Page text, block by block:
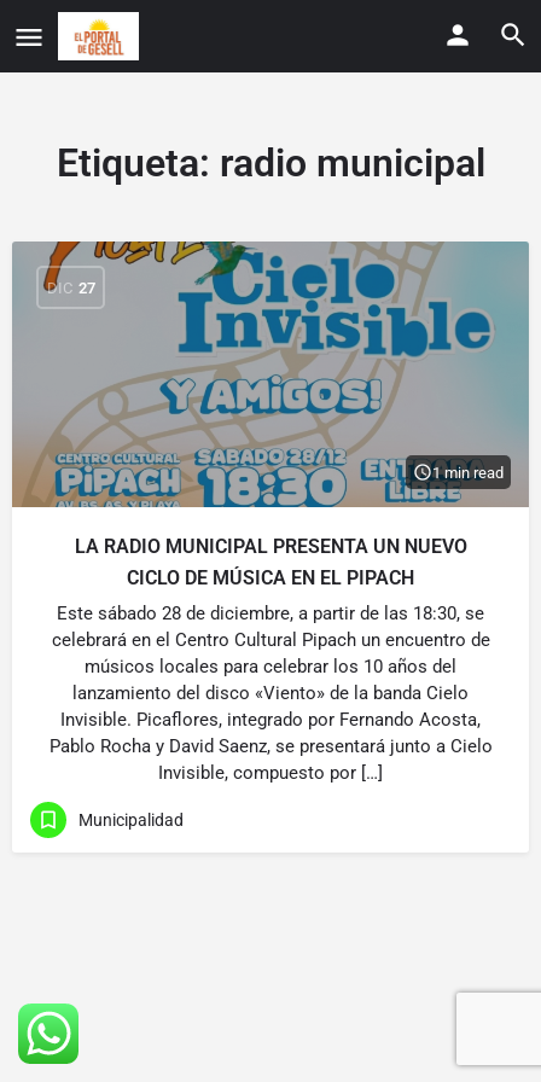
Etiqueta: radio municipal
DIC 27
1 min read
LA RADIO MUNICIPAL PRESENTA UN NUEVO
CICLO DE MÚSICA EN EL PIPACH
Este sábado 28 de diciembre, a partir de las 18:30, se
celebrará en el Centro Cultural Pipach un encuentro de
músicos locales para celebrar los 10 años del
lanzamiento del disco «Viento» de la banda Cielo
Invisible. Picaflores, integrado por Fernando Acosta,
Pablo Rocha y David Saenz, se presentará junto a Cielo
Invisible, compuesto por […]
Municipalidad